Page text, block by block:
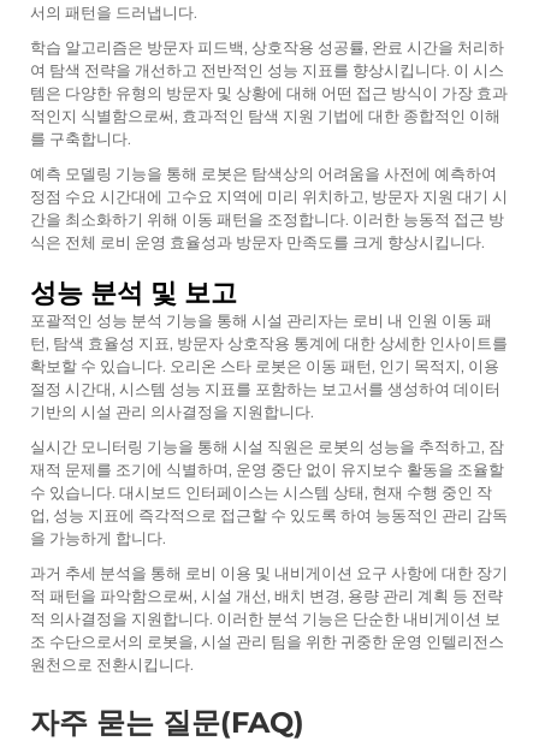
서의 패턴을 드러냅니다.
학습 알고리즘은 방문자 피드백, 상호작용 성공률, 완료 시간을 처리하
여 탐색 전략을 개선하고 전반적인 성능 지표를 향상시킵니다. 이 시스
템은 다양한 유형의 방문자 및 상황에 대해 어떤 접근 방식이 가장 효과
적인지 식별함으로써, 효과적인 탐색 지원 기법에 대한 종합적인 이해
를 구축합니다.
예측 모델링 기능을 통해 로봇은 탐색상의 어려움을 사전에 예측하여
정점 수요 시간대에 고수요 지역에 미리 위치하고, 방문자 지원 대기 시
간을 최소화하기 위해 이동 패턴을 조정합니다. 이러한 능동적 접근 방
식은 전체 로비 운영 효율성과 방문자 만족도를 크게 향상시킵니다.
성능 분석 및 보고
포괄적인 성능 분석 기능을 통해 시설 관리자는 로비 내 인원 이동 패
턴, 탐색 효율성 지표, 방문자 상호작용 통계에 대한 상세한 인사이트를
확보할 수 있습니다. 오리온 스타 로봇은 이동 패턴, 인기 목적지, 이용
절정 시간대, 시스템 성능 지표를 포함하는 보고서를 생성하여 데이터
기반의 시설 관리 의사결정을 지원합니다.
실시간 모니터링 기능을 통해 시설 직원은 로봇의 성능을 추적하고, 잠
재적 문제를 조기에 식별하며, 운영 중단 없이 유지보수 활동을 조율할
수 있습니다. 대시보드 인터페이스는 시스템 상태, 현재 수행 중인 작
업, 성능 지표에 즉각적으로 접근할 수 있도록 하여 능동적인 관리 감독
을 가능하게 합니다.
과거 추세 분석을 통해 로비 이용 및 내비게이션 요구 사항에 대한 장기
적 패턴을 파악함으로써, 시설 개선, 배치 변경, 용량 관리 계획 등 전략
적 의사결정을 지원합니다. 이러한 분석 기능은 단순한 내비게이션 보
조 수단으로서의 로봇을, 시설 관리 팀을 위한 귀중한 운영 인텔리전스
원천으로 전환시킵니다.
자주 묻는 질문(FAQ)